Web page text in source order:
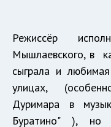
Режиссёр
Мышлаевского, в
сыграла и
улицах,
Дуримара в
Буратино" ), но